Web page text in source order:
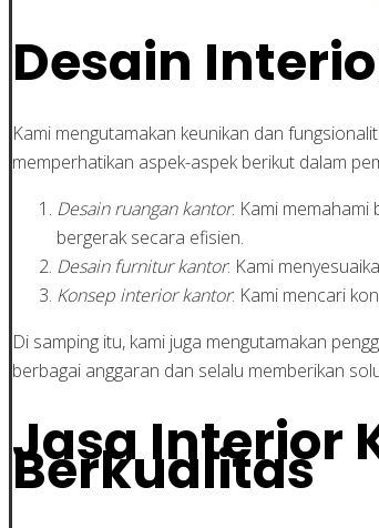
Desain
Kami mengutamakan keunikan dan
memperhatikan aspek-aspek berikut dalam
Desain ruangan kantor: Kami
bergerak secara efisien.
Desain furnitur kantor: Kami
Konsep interior kantor: Kami mencari
Di samping itu, kami juga mengutamakan
berbagai anggaran dan selalu memberikan
Jasa Interior
Berkualitas